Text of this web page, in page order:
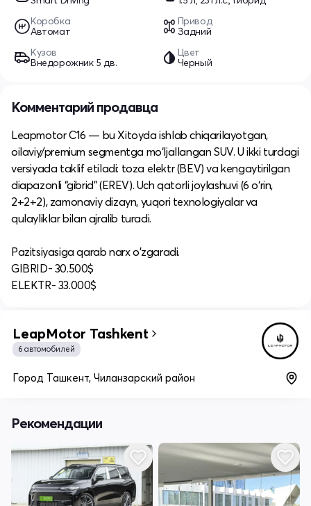
Коробка
Автомат
Привод
Задний
Кузов
Внедорожник 5 дв.
Цвет
Черный
Комментарий продавца
Leapmotor C16 — bu Xitoyda ishlab chiqarilayotgan,
oilaviy/premium segmentga mo‘ljallangan SUV. U ikki turdagi
versiyada taklif etiladi: toza elektr (BEV) va kengaytirilgan
diapazonli “gibrid” (EREV). Uch qatorli joylashuvi (6 o‘rin,
2+2+2), zamonaviy dizayn, yuqori texnologiyalar va
qulayliklar bilan ajralib turadi.
Pazitsiyasiga qarab narx o'zgaradi.
GIBRID- 30.500$
ELEKTR- 33.000$
LeapMotor Tashkent
6 автомобилей
Город Ташкент, Чиланзарский район
Рекомендации